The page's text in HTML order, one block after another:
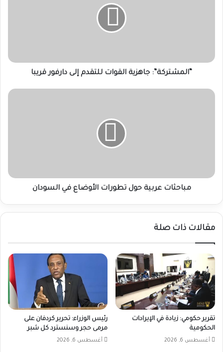
“المشتركة”: جاهزية القوات للتقدم إلى دارفور قريبا
مباحثات
مباحثات عربية حول تطورات الأوضاع في السودان
مقالات ذات صلة
تقرير حكومي: زيادة في الإيرادات
الحكومية
أغسطس 6, 2026
رئيس الوزراء: تحرير كردفان على
مرمى حجر وسنسترد كل شبر
أغسطس 6, 2026